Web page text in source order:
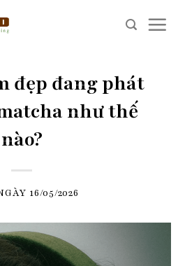
đẹp đang phát
như thế
nào?
16/05/2026